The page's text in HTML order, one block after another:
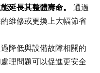
延長其整體壽命。
通過
維修或更換上大幅節省
降低與設備故障相關的
理問題可以促進更安全